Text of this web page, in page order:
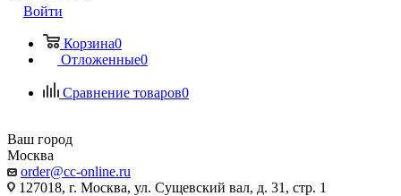
Войти
Корзина0
Отложенные0
Сравнение товаров0
Ваш город
Москва
order@cc-online.ru
127018, г. Москва, ул. Сущевский вал, д. 31, стр. 1